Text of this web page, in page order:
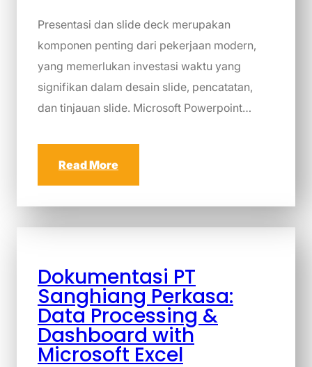
Presentasi dan slide deck merupakan
komponen penting dari pekerjaan modern,
yang memerlukan investasi waktu yang
signifikan dalam desain slide, pencatatan,
dan tinjauan slide. Microsoft Powerpoint…
Read More
Dokumentasi PT
Sanghiang Perkasa:
Data Processing &
Dashboard with
Microsoft Excel